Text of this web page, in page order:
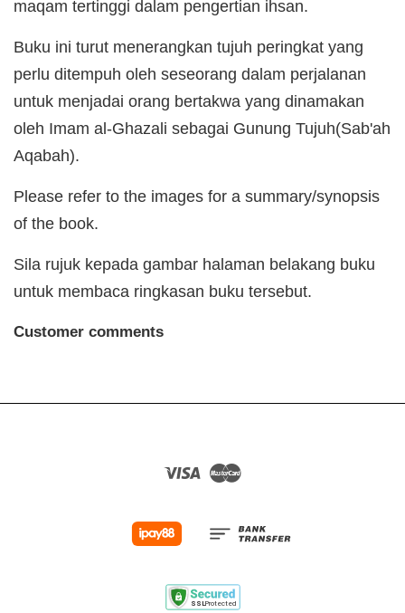
maqam tertinggi dalam pengertian ihsan.
Buku ini turut menerangkan tujuh peringkat yang
perlu ditempuh oleh seseorang dalam perjalanan
untuk menjadai orang bertakwa yang dinamakan
oleh Imam al-Ghazali sebagai Gunung Tujuh(Sab'ah
Aqabah).
Please refer to the images for a summary/synopsis
of the book.
Sila rujuk kepada gambar halaman belakang buku
untuk membaca ringkasan buku tersebut.
Customer comments
Visa